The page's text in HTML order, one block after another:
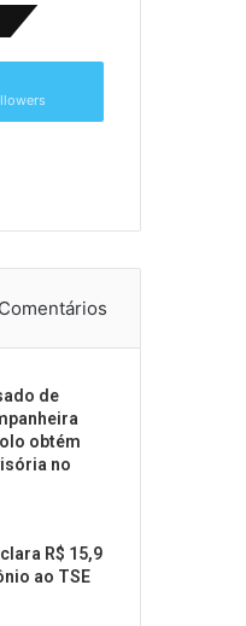
Comentários
de
obtém
no
R$ 15,9
ao TSE